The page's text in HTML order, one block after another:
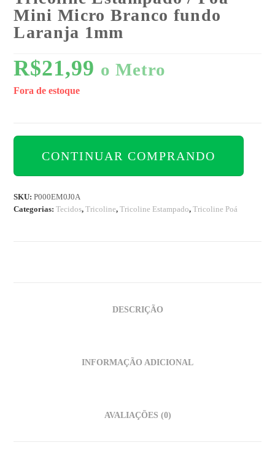
Mini Micro Branco fundo
Laranja 1mm
R$21,99 o Metro
Fora de estoque
CONTINUAR COMPRANDO
SKU:P000EM0J0A
Categorias:Tecidos,Tricoline,Tricoline Estampado,Tricoline Poá
DESCRIÇÃO
INFORMAÇÃO ADICIONAL
AVALIAÇÕES (0)